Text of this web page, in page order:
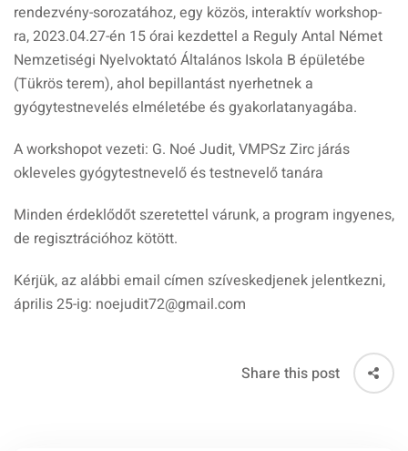
rendezvény-sorozatához, egy közös, interaktív workshop-
ra, 2023.04.27-én 15 órai kezdettel a Reguly Antal Német
Nemzetiségi Nyelvoktató Általános Iskola B épületébe
(Tükrös terem), ahol bepillantást nyerhetnek a
gyógytestnevelés elméletébe és gyakorlatanyagába.
A workshopot vezeti: G. Noé Judit, VMPSz Zirc járás
okleveles gyógytestnevelő és testnevelő tanára
Minden érdeklődőt szeretettel várunk, a program ingyenes,
de regisztrációhoz kötött.
Kérjük, az alábbi email címen szíveskedjenek jelentkezni,
április 25-ig: noejudit72@gmail.com
Share this post